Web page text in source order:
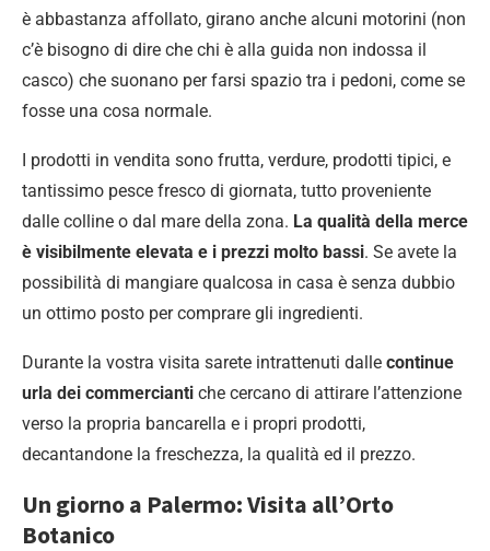
è abbastanza affollato, girano anche alcuni motorini (non
c’è bisogno di dire che chi è alla guida non indossa il
casco) che suonano per farsi spazio tra i pedoni, come se
fosse una cosa normale.
I prodotti in vendita sono frutta, verdure, prodotti tipici, e
tantissimo pesce fresco di giornata, tutto proveniente
dalle colline o dal mare della zona. La qualità della merce
è visibilmente elevata e i prezzi molto bassi. Se avete la
possibilità di mangiare qualcosa in casa è senza dubbio
un ottimo posto per comprare gli ingredienti.
Durante la vostra visita sarete intrattenuti dalle continue
urla dei commercianti che cercano di attirare l’attenzione
verso la propria bancarella e i propri prodotti,
decantandone la freschezza, la qualità ed il prezzo.
Un giorno a Palermo: Visita all’Orto
Botanico